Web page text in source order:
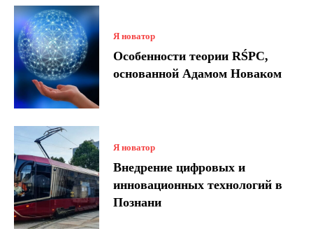
Я новатор
Особенности теории RŚPC,
основанной Адамом Новаком
Я новатор
Внедрение цифровых и
инновационных технологий в
Познани